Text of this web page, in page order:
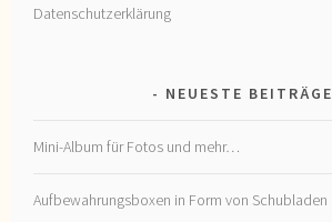
Datenschutzerklärung
NEUESTE BEITRÄGE
Mini-Album für Fotos und mehr…
Aufbewahrungsboxen in Form von Schubladen